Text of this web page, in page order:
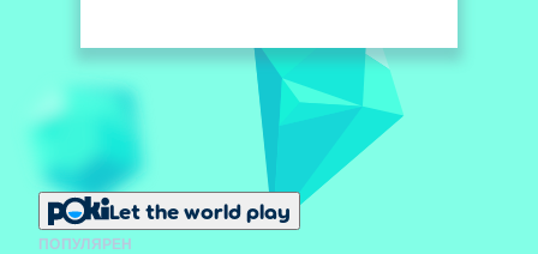
Let the world play
ПОПУЛЯРЕН